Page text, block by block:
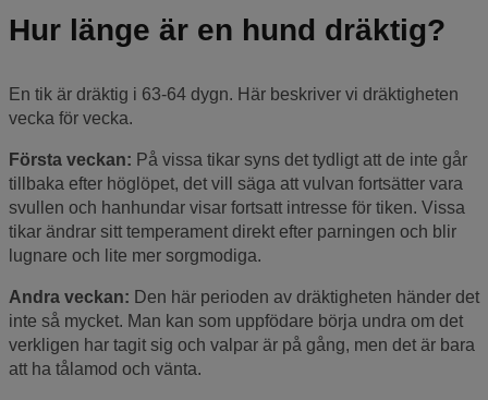
Hur länge är en hund dräktig?
En tik är dräktig i 63-64 dygn. Här beskriver vi dräktigheten
vecka för vecka.
Första veckan: På vissa tikar syns det tydligt att de inte går
tillbaka efter höglöpet, det vill säga att vulvan fortsätter vara
svullen och hanhundar visar fortsatt intresse för tiken. Vissa
tikar ändrar sitt temperament direkt efter parningen och blir
lugnare och lite mer sorgmodiga.
Andra veckan: Den här perioden av dräktigheten händer det
inte så mycket. Man kan som uppfödare börja undra om det
verkligen har tagit sig och valpar är på gång, men det är bara
att ha tålamod och vänta.